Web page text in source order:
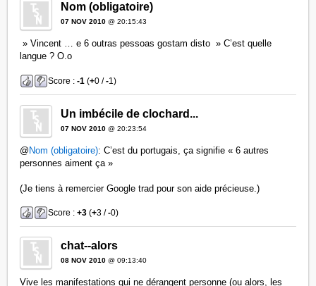
Nom (obligatoire)
07 NOV 2010 @ 20:15:43
» Vincent … e 6 outras pessoas gostam disto » C’est quelle
langue ? O.o
Score :-1 (+0 /-1)
Un imbécile de clochard...
07 NOV 2010 @ 20:23:54
@ Nom (obligatoire): C’est du portugais, ça signifie « 6 autres
personnes aiment ça »
(Je tiens à remercier Google trad pour son aide précieuse.)
Score :+3 (+3 /-0)
chat--alors
08 NOV 2010 @ 09:13:40
Vive les manifestations qui ne dérangent personne (ou alors, les